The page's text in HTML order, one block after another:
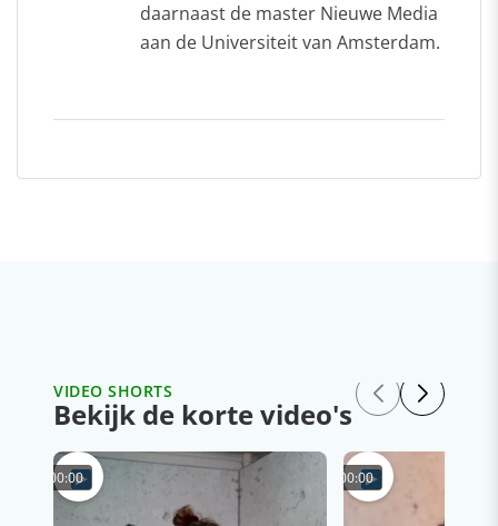
daarnaast de master Nieuwe Media
aan de Universiteit van Amsterdam.
VIDEO SHORTS
Bekijk de korte video's
00:00 00:00